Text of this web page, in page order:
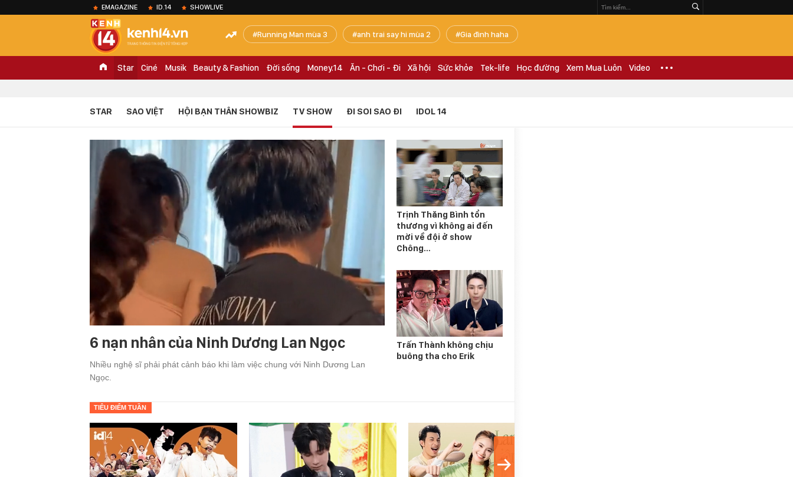
EMAGAZINE ID.14 SHOWLIVE
Running Man mùa 3 anh trai say hi mùa 2 Gia đình haha
Star Ciné Musik Beauty & Fashion Đời sống Money.14 Ăn - Chơi - Đi Xã hội Sức khỏe Tek-life Học đường Xem Mua Luôn Video
STAR SAO VIỆT HỘI BẠN THÂN SHOWBIZ TV SHOW ĐI SOI SAO ĐI IDOL 14
6 nạn nhân của Ninh Dương Lan Ngọc
Nhiều nghệ sĩ phải phát cảnh báo khi làm việc chung với Ninh Dương Lan
Ngọc.
Trịnh Thăng Bình tổn
thương vì không ai đến
mời về đội ở show
Chông…
Trấn Thành không chịu
buông tha cho Erik
TIÊU ĐIỂM TUẦN